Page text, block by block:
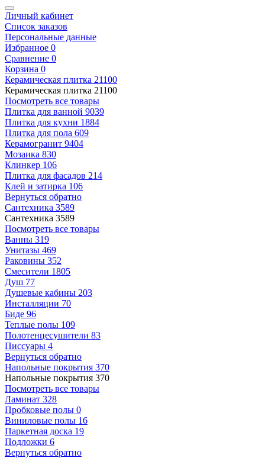
Личный кабинет
Список заказов
Персональные данные
Избранное 0
Сравнение 0
Корзина 0
Керамическая плитка 21100
Керамическая плитка 21100
Посмотреть все товары
Плитка для ванной 9039
Плитка для кухни 1884
Плитка для пола 609
Керамогранит 9404
Мозаика 830
Клинкер 106
Плитка для фасадов 214
Клей и затирка 106
Вернуться обратно
Сантехника 3589
Сантехника 3589
Посмотреть все товары
Ванны 319
Унитазы 469
Раковины 352
Смесители 1805
Душ 77
Душевые кабины 203
Инсталляции 70
Биде 96
Теплые полы 109
Полотенцесушители 83
Писсуары 4
Вернуться обратно
Напольные покрытия 370
Напольные покрытия 370
Посмотреть все товары
Ламинат 328
Пробковые полы 0
Виниловые полы 16
Паркетная доска 19
Подложки 6
Вернуться обратно